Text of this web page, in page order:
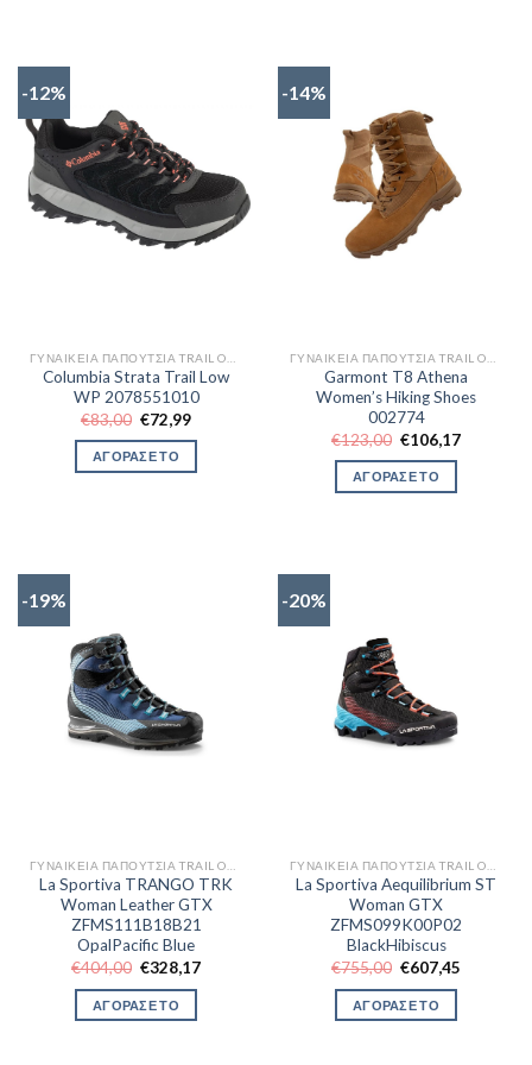
-12%
Columbia Strata Trail Low
WP 2078551010
€83,00 Original
price
was:
€83,00.
€72,99Η
ΑΓΟΡΑΣΕ ΤΟ
-14%
Garmont T8 Athena
Women’s Hiking Shoes
002774
€123,00 Original
was:
€123,00.
€106,17Η
ΑΓΟΡΑΣΕ ΤΟ
-19%
La Sportiva TRANGO TRK
Woman Leather GTX
ZFMS111B18B21
OpalPacific Blue
€404,00 Original
was:
€404,00.
€328,17Η
ΑΓΟΡΑΣΕ ΤΟ
-20%
La Sportiva Aequilibrium ST
Woman GTX
ZFMS099K00P02
BlackHibiscus
€755,00 Original
was:
€755,00.
€607,45
ΑΓΟΡΑΣΕ ΤΟ